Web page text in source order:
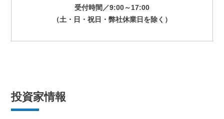
受付時間／9:00～17:00
（土・日・祝日・弊社休業日を除く）
投資家情報